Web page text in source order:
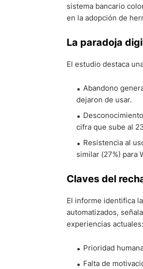
sistema bancario
en la adopción de
La paradoja
El estudio destaca
Abandono
dejaron de usar.
cifra que sube al
Resistencia al
similar (27%) para
Claves del
El informe identifica
automatizados,
experiencias actuales:
Prioridad
Falta de